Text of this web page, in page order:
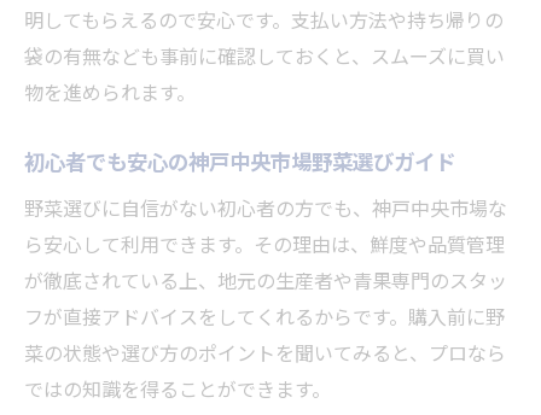
明してもらえるので安心です。支払い方法や持ち帰りの
袋の有無なども事前に確認しておくと、スムーズに買い
物を進められます。
初心者でも安心の神戸中央市場野菜選びガイド
野菜選びに自信がない初心者の方でも、神戸中央市場な
ら安心して利用できます。その理由は、鮮度や品質管理
が徹底されている上、地元の生産者や青果専門のスタッ
フが直接アドバイスをしてくれるからです。購入前に野
菜の状態や選び方のポイントを聞いてみると、プロなら
ではの知識を得ることができます。